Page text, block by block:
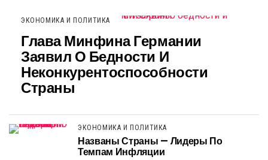
ЭКОНОМИКА И ПОЛИТИКА
Глава Минфина Германии
Заявил О Бедности И
Неконкурентоспособности
Страны
ЭКОНОМИКА И ПОЛИТИКА
Названы Страны — Лидеры По
Темпам Инфляции